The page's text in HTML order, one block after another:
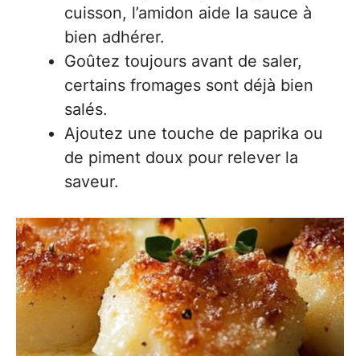
cuisson, l’amidon aide la sauce à
bien adhérer.
Goûtez toujours avant de saler,
certains fromages sont déjà bien
salés.
Ajoutez une touche de paprika ou
de piment doux pour relever la
saveur.